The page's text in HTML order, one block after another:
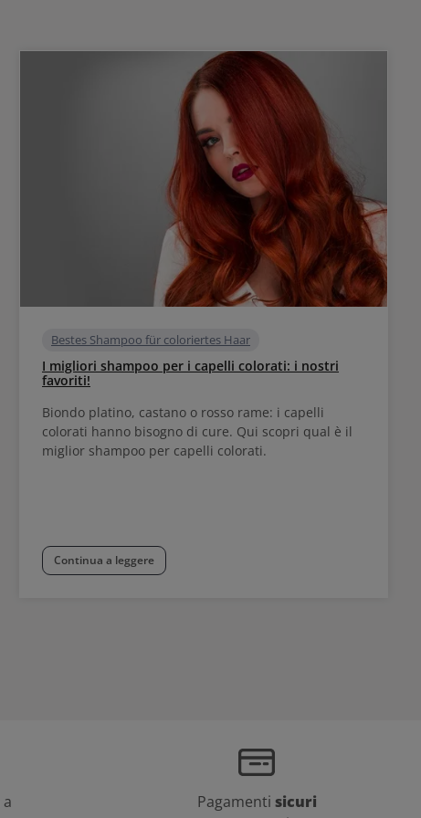
Bestes Shampoo für coloriertes Haar
I migliori shampoo per i capelli colorati: i nostri
favoriti!
Biondo platino, castano o rosso rame: i capelli
colorati hanno bisogno di cure. Qui scopri qual è il
miglior shampoo per capelli colorati.
Continua a leggere
a
Pagamenti sicuri